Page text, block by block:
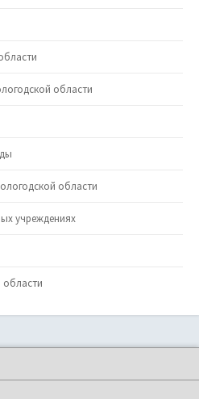
области
области
учреждениях
области